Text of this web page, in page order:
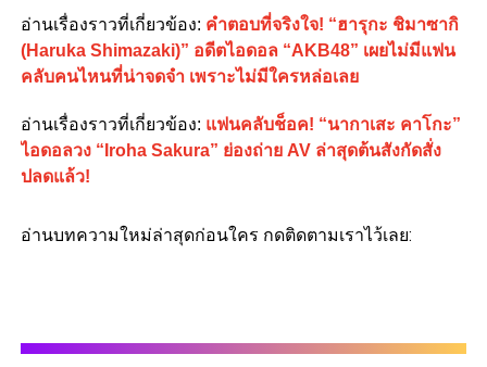
อ่านเรื่องราวที่เกี่ยวข้อง: คำตอบที่จริงใจ! “ฮารุกะ ชิมาซากิ
(Haruka Shimazaki)” อดีตไอดอล “AKB48” เผยไม่มีแฟน
คลับคนไหนที่น่าจดจำ เพราะไม่มีใครหล่อเลย
อ่านเรื่องราวที่เกี่ยวข้อง: แฟนคลับช็อค! “นากาเสะ คาโกะ”
ไอดอลวง “Iroha Sakura” ย่องถ่าย AV ล่าสุดต้นสังกัดสั่ง
ปลดแล้ว!
อ่านบทความใหม่ล่าสุดก่อนใคร กดติดตามเราไว้เลย: